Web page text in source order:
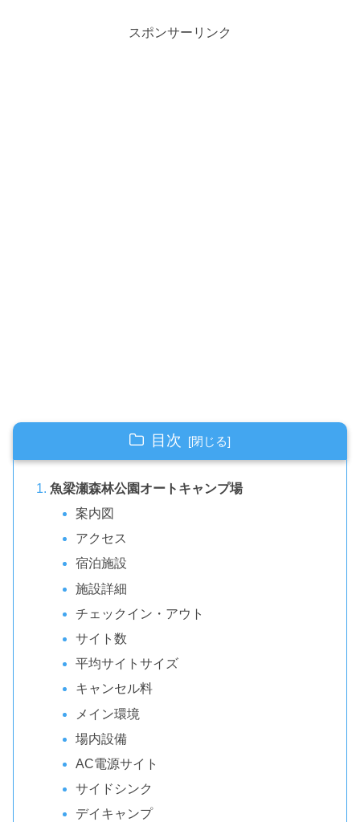
スポンサーリンク
目次
魚梁瀬森林公園オートキャンプ場
案内図
アクセス
宿泊施設
施設詳細
チェックイン・アウト
サイト数
平均サイトサイズ
キャンセル料
メイン環境
場内設備
AC電源サイト
サイドシンク
デイキャンプ